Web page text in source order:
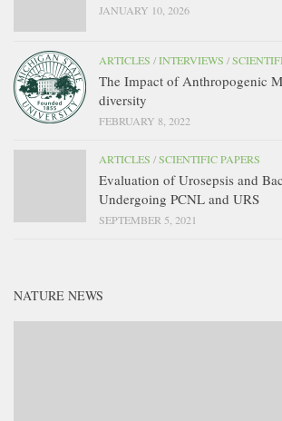
JANUARY 10, 2026
ARTICLES /INTERVIEWS /
The Impact of Anthropogenic
diversity
FEBRUARY 8, 2022
ARTICLES /SCIENTIFIC PAPERS
Evaluation of Urosepsis and
Undergoing PCNL and URS
SEPTEMBER 5, 2021
NATURE NEWS